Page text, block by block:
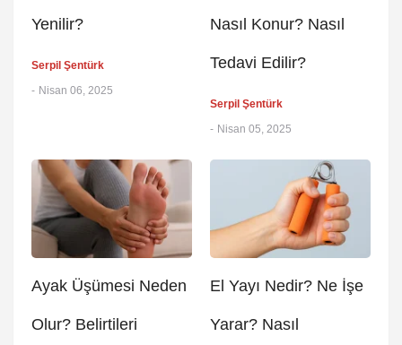
Yenilir?
Serpil Şentürk
- Nisan 06, 2025
Nasıl Konur? Nasıl
Tedavi Edilir?
Serpil Şentürk
- Nisan 05, 2025
Ayak Üşümesi Neden
Olur? Belirtileri
El Yayı Nedir? Ne İşe
Yarar? Nasıl